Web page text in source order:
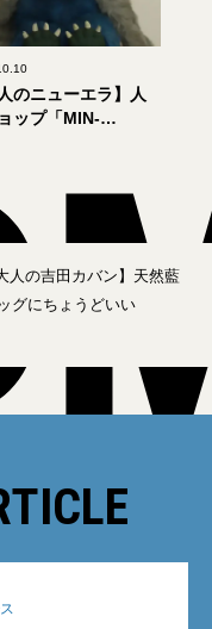
人のニューエラ】人
ップ「MIN-
人の吉田カバン】天然藍
グにちょうどいい